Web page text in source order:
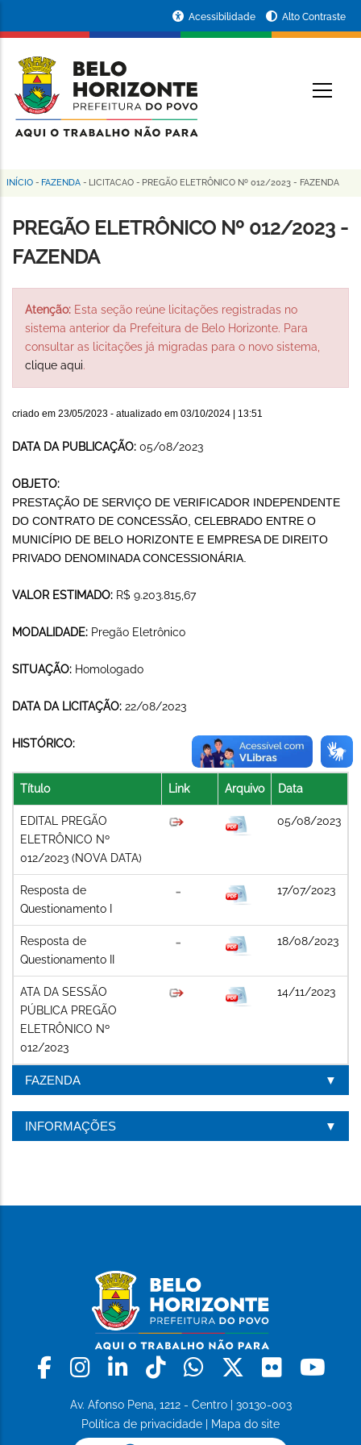
conteúdo
principal
da
Prefeitura
de
Horizonte
Acessibilidade Alto Contraste
Trilha
de
navegação
INÍCIO - FAZENDA - LICITACAO - PREGÃO ELETRÔNICO Nº 012/2023 - FAZENDA
PREGÃO ELETRÔNICO Nº 012/2023 -
FAZENDA
Atenção: Esta seção reúne licitações registradas no
sistema anterior da Prefeitura de Belo Horizonte. Para
consultar as licitações já migradas para o novo sistema,
clique aqui.
criado em 23/05/2023 - atualizado em 03/10/2024 | 13:51
DATA DA PUBLICAÇÃO: 05/08/2023
OBJETO:
PRESTAÇÃO DE SERVIÇO DE VERIFICADOR INDEPENDENTE
DO CONTRATO DE CONCESSÃO, CELEBRADO ENTRE O
MUNICÍPIO DE BELO HORIZONTE E EMPRESA DE DIREITO
PRIVADO DENOMINADA CONCESSIONÁRIA.
VALOR ESTIMADO: R$ 9.203.815,67
MODALIDADE: Pregão Eletrônico
SITUAÇÃO: Homologado
DATA DA LICITAÇÃO: 22/08/2023
HISTÓRICO:
Título Link Arquivo Data
EDITAL PREGÃO
ELETRÔNICO Nº
012/2023 (NOVA DATA)
05/08/2023
Resposta de
Questionamento I
17/07/2023
Resposta de
Questionamento II
18/08/2023
ATA DA SESSÃO
PÚBLICA PREGÃO
ELETRÔNICO Nº
012/2023
14/11/2023
FAZENDA
INFORMAÇÕES
Facebook
Instagram
LinkedinTiktokWhatsapp
X Flickr
Av. Afonso Pena, 1212 - Centro | 30130-003
Política de privacidade
Mapa do site